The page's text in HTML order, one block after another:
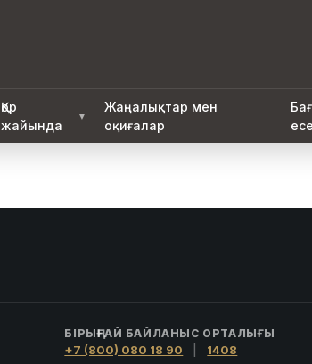
Қор
жайында
▼
Жаңалықтар мен
оқиғалар
БІРЫҢҒАЙ БАЙЛАНЫС ОРТАЛЫҒЫ
+7 (800) 080 18 90 1408